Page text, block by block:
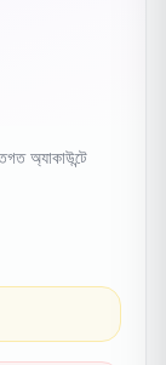
অ্যাকাউন্টে